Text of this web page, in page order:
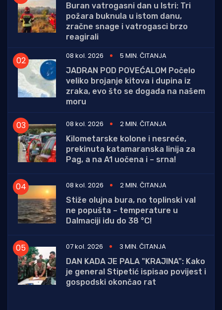
Buran vatrogasni dan u Istri: Tri
požara buknula u istom danu,
zračne snage i vatrogasci brzo
reagirali
08 kol. 2026
5 MIN. ČITANJA
JADRAN POD POVEĆALOM Počelo
veliko brojanje kitova i dupina iz
zraka, evo što se događa na našem
moru
08 kol. 2026
2 MIN. ČITANJA
Kilometarske kolone i nesreće,
prekinuta katamaranska linija za
Pag, a na A1 uočena i – srna!
08 kol. 2026
2 MIN. ČITANJA
Stiže olujna bura, no toplinski val
ne popušta – temperature u
Dalmaciji idu do 38 °C!
07 kol. 2026
3 MIN. ČITANJA
DAN KADA JE PALA "KRAJINA": Kako
je general Stipetić ispisao povijest i
gospodski okončao rat